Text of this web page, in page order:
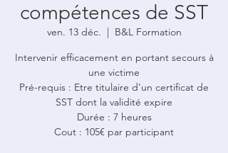
compétences de SST
ven. 13 déc.
  |
B&L Formation
Intervenir efficacement en portant secours à
une victime
Pré-requis : Etre titulaire d'un certificat de
SST dont la validité expire
Durée : 7 heures
Cout : 105€ par participant